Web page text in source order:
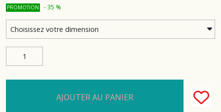
PROMOTION -35 %
AJOUTER AU PANIER